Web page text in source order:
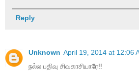
Reply
Unknown April 19, 2014 at 12:06
நல்ல பதிவு சிவகாசியாரே!!